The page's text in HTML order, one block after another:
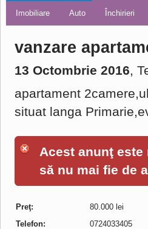
Ştiri locale Turnaţi aici!
Ştiri locale Ştiri din ţară
Imobiliare Auto Închirieri
Galerii Foto Galerii video
Comentariul zilei
vanzare
13 Octombrie 2016,
apartament
situat langa
Acest anunţ
să nu mai fie de
Preţ:
80.000 lei
Telefon:
0724033405